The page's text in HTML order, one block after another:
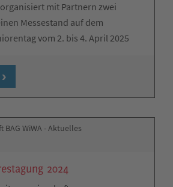
organisiert mit Partnern zwei
Messestand auf dem
vom 2. bis 4. April 2025
WiWA - Aktuelles
2024